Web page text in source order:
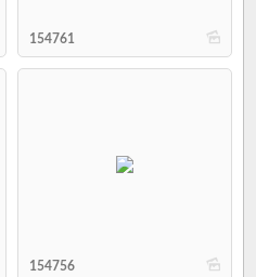
b
154761
b
154756